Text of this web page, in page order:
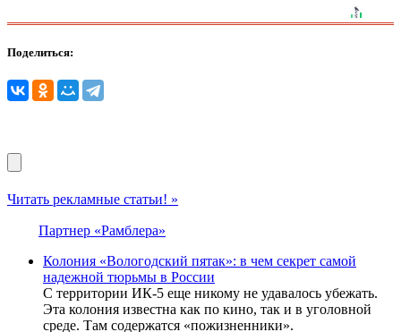
Поделиться:
Читать рекламные статьи! »
Партнер «Рамблера»
Колония «Вологодский пятак»: в чем секрет самой
надежной тюрьмы в России
С территории ИК-5 еще никому не удавалось убежать.
Эта колония известна как по кино, так и в уголовной
среде. Там содержатся «пожизненники».